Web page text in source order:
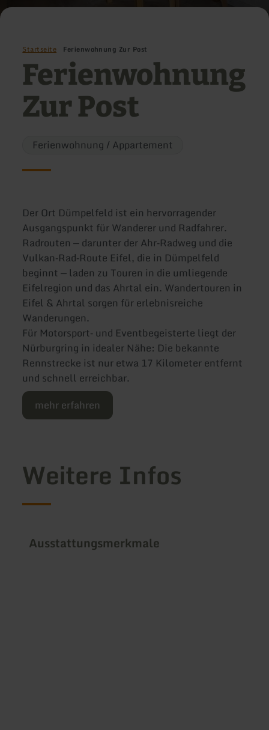
Startseite Ferienwohnung Zur Post
Ferienwohnung
Zur Post
Ferienwohnung / Appartement
Der Ort Dümpelfeld ist ein hervorragender
Ausgangspunkt für Wanderer und Radfahrer.
Radrouten — darunter der Ahr‑Radweg und die
Vulkan‑Rad‑Route Eifel, die in Dümpelfeld
beginnt — laden zu Touren in die umliegende
Eifelregion und das Ahrtal ein. Wandertouren in
Eifel & Ahrtal sorgen für erlebnisreiche
Wanderungen.
Für Motorsport‑ und Eventbegeisterte liegt der
Nürburgring in idealer Nähe: Die bekannte
Rennstrecke ist nur etwa 17 Kilometer entfernt
und schnell erreichbar.
mehr erfahren
Weitere Infos
Ausstattungsmerkmale